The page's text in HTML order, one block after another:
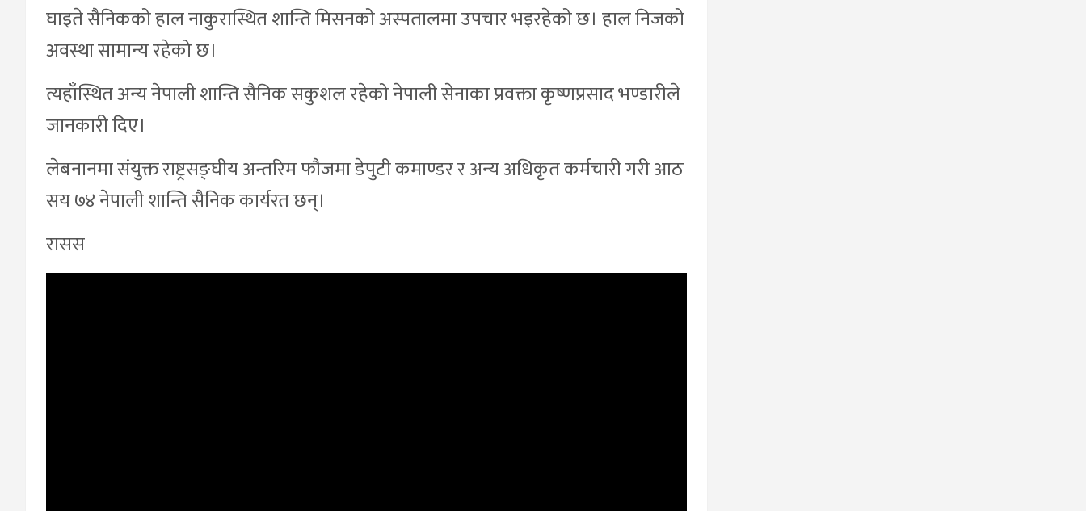
घाइते सैनिकको हाल नाकुरास्थित शान्ति मिसनको अस्पतालमा उपचार भइरहेको छ। हाल निजको
अवस्था सामान्य रहेको छ।
त्यहाँस्थित अन्य नेपाली शान्ति सैनिक सकुशल रहेको नेपाली सेनाका प्रवक्ता कृष्णप्रसाद भण्डारीले
जानकारी दिए।
लेबनानमा संयुक्त राष्ट्रसङ्घीय अन्तरिम फौजमा डेपुटी कमाण्डर र अन्य अधिकृत कर्मचारी गरी आठ
सय ७४ नेपाली शान्ति सैनिक कार्यरत छन्।
रासस